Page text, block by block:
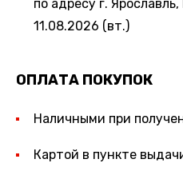
по адресу г.
11.08.2026 (вт.)
ОПЛАТА ПОКУПОК
Наличными при
Картой в пункте